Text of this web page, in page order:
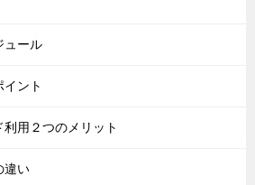
ュール
ント
用２つのメリット
違い